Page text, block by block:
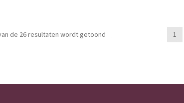
de 26 resultaten wordt getoond 1